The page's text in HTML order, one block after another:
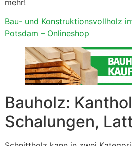
mehr!
Bau- und Konstruktionsvollholz
Potsdam – Onlineshop
Bauholz:
Schalungen,